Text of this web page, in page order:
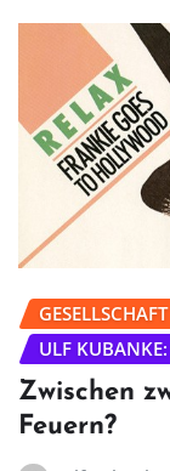
GESELLSCHAFT
ULF
Zwischen
Feuern?